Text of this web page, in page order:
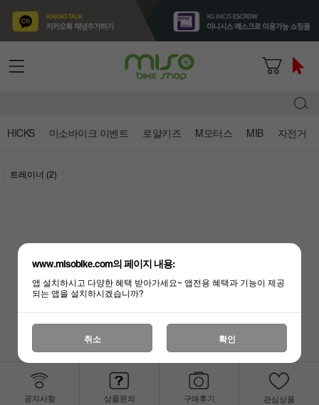
HICKS 미소바이크 이벤트 로얄키즈 M모터스 MIB 자전거
트레이너 (2)
자전거용품 - 상품 준비중 입니다.
공지사항 상품문의 구매후기 관심상품
www.misobike.com의 페이지 내용:
앱 설치하시고 다양한 혜택 받아가세요~ 앱전용 혜택과 기능이 제공
되는 앱을 설치하시겠습니까?
취소 확인